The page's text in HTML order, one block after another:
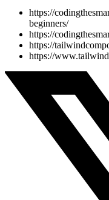
https://
beginners/
https://
https://
https://